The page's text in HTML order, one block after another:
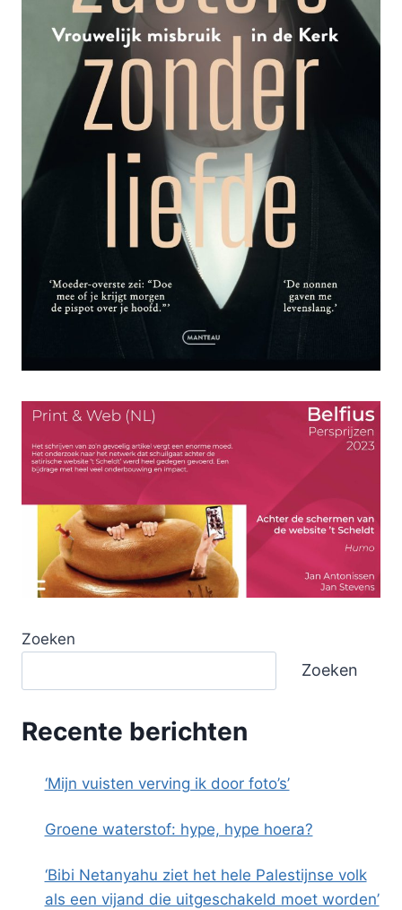
Zoeken
Zoeken
Recente berichten
‘Mijn vuisten verving ik door foto’s’
Groene waterstof: hype, hype hoera?
‘Bibi Netanyahu ziet het hele Palestijnse volk
als een vijand die uitgeschakeld moet worden’